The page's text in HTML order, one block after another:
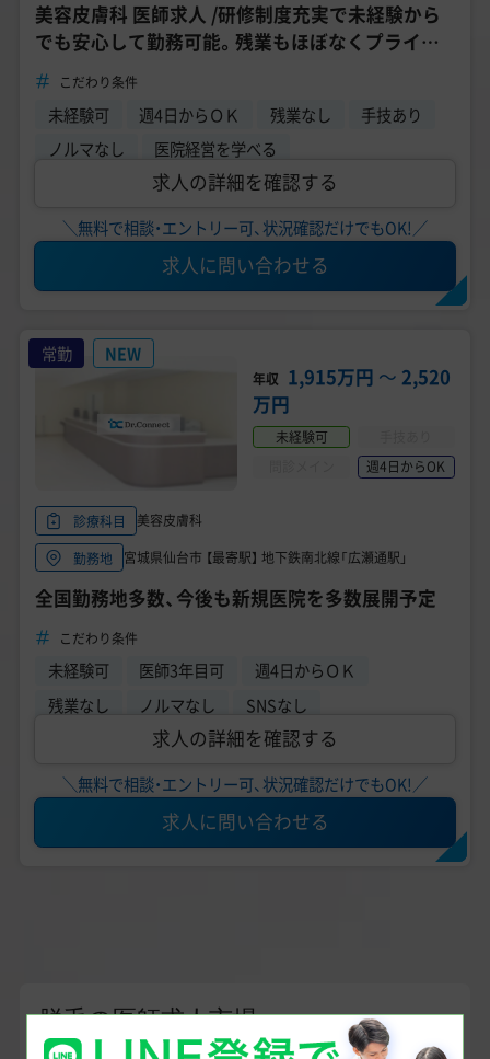
美容皮膚科 医師求人 /研修制度充実で未経験から
でも安心して勤務可能。残業もほぼなくプライベ
ート充実
こだわり条件
未経験可 週4日からＯＫ 残業なし
手技あり
ノルマなし
医院経営を学べる
求人の詳細を確認する
＼無料で相談・エントリー可、状況確認だけでもOK!／
求人に問い合わせる
常勤 NEW
年収 1,915万円 〜 2,520
万円
未経験可
週4日からOK
診療科目
美容皮膚科
勤務地
宮城県仙台市 【最寄駅】 地下鉄南北線「広瀬通駅」
全国勤務地多数、今後も新規医院を多数展開予定
こだわり条件
未経験可 医師3年目可
週4日からＯＫ
残業なし
ノルマなし SNSなし
求人の詳細を確認する
＼無料で相談・エントリー可、状況確認だけでもOK!／
求人に問い合わせる
脱毛の医師求人市場